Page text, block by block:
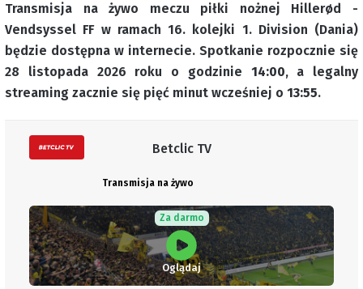
Transmisja na żywo meczu piłki nożnej Hillerød -
Vendsyssel FF w ramach 16. kolejki 1. Division (Dania)
będzie dostępna w internecie. Spotkanie rozpocznie się
28 listopada 2026 roku o godzinie 14:00, a legalny
streaming zacznie się pięć minut wcześniej o 13:55.
Betclic TV
Transmisja na żywo
Za darmo
Oglądaj